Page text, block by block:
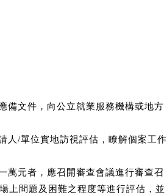
備文件，向公立就業服務機構或地方
人/單位實地訪視評估，瞭解個案工作
萬元者，應召開審查會議進行審查召
上問題及困難之程度等進行評估，並